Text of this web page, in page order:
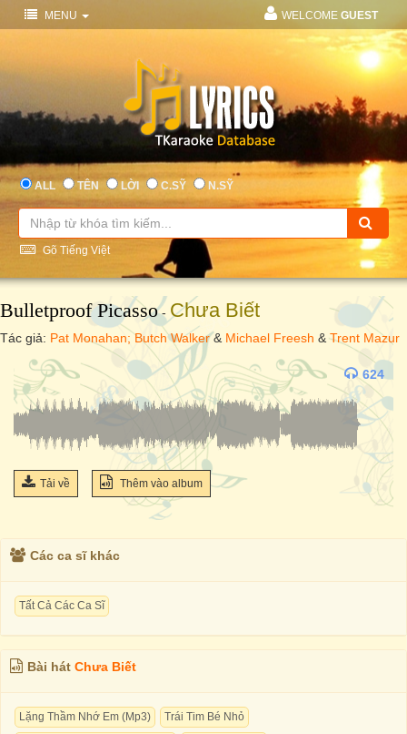
MENU WELCOME GUEST
ALL TÊN LỜI C.SỸ N.SỸ
Gõ Tiếng Việt
Bulletproof Picasso- Chưa Biết
Tác giả: Pat Monahan; Butch Walker& Michael Freesh &Trent Mazur
624
Tải về Thêm vào album
Các ca sĩ khác
Tất Cả Các Ca Sĩ
Bài hát Chưa Biết
Lặng Thầm Nhớ Em (Mp3)
Trái Tim Bé Nhỏ